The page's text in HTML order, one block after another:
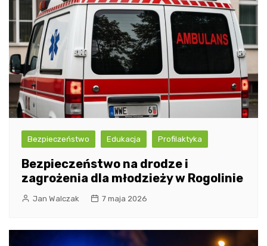
Bezpieczeństwo Edukacja Profilaktyka
Bezpieczeństwo na drodze i
zagrożenia dla młodzieży w Rogolinie
Jan Walczak 7 maja 2026